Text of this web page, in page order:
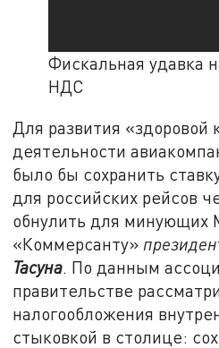
Фискальная удавка
НДС
Для развития «здоровой
деятельности
было бы сохранить
для российских рейсов
обнулить для минующих
«Коммерсанту»
Тасуна. По данным
правительстве
налогообложения
стыковкой в столице: